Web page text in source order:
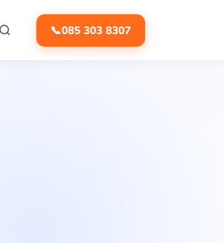
📞085 303 8307